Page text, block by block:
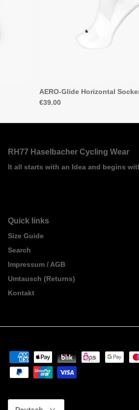
AERO-Glide Horizontal
€39.00
RH77 Haselbacher Cycling Wear
It all starts with an Idea and begins
Quick links
Size Guide
Search
Impressum / AGB
Umtausch (Returns)
Kontakt